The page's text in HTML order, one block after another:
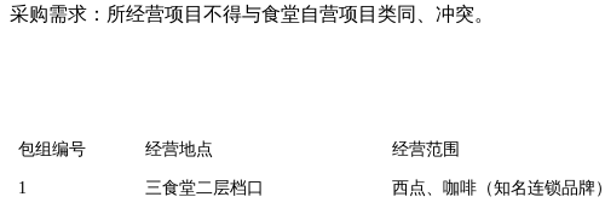
采购需求：所经营项目不得与食堂自营项目类同、冲突。
包组编号 经营地点 经营范围
1 三食堂二层档口 西点、咖啡（知名连锁品牌）